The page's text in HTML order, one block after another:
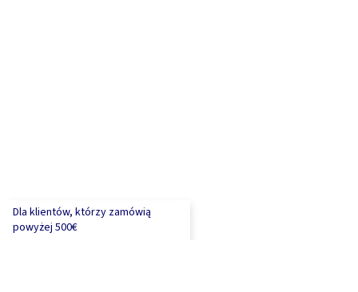
Dla klientów, którzy zamówią
powyżej 500€